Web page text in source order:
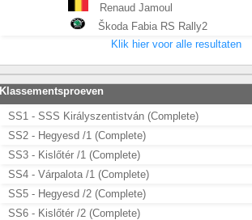
Renaud Jamoul
Škoda Fabia RS Rally2
Klik hier voor alle resultaten
Klassementsproeven
SS1 - SSS Királyszentistván (Complete)
SS2 - Hegyesd /1 (Complete)
SS3 - Kislőtér /1 (Complete)
SS4 - Várpalota /1 (Complete)
SS5 - Hegyesd /2 (Complete)
SS6 - Kislőtér /2 (Complete)